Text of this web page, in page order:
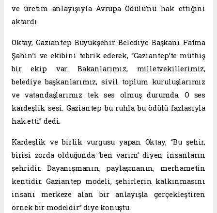
ve üretim anlayışıyla Avrupa Ödülü’nü hak ettiğini
aktardı.
Oktay, Gaziantep Büyükşehir Belediye Başkanı Fatma
Şahin’i ve ekibini tebrik ederek, “Gaziantep’te müthiş
bir ekip var. Bakanlarımız, milletvekillerimiz,
belediye başkanlarımız, sivil toplum kuruluşlarımız
ve vatandaşlarımız tek ses olmuş durumda. O ses
kardeşlik sesi. Gaziantep bu ruhla bu ödülü fazlasıyla
hak etti” dedi.
Kardeşlik ve birlik vurgusu yapan Oktay, “Bu şehir,
birisi zorda olduğunda ‘ben varım’ diyen insanların
şehridir. Dayanışmanın, paylaşmanın, merhametin
kentidir. Gaziantep modeli, şehirlerin kalkınmasını
insanı merkeze alan bir anlayışla gerçekleştiren
örnek bir modeldir” diye konuştu.